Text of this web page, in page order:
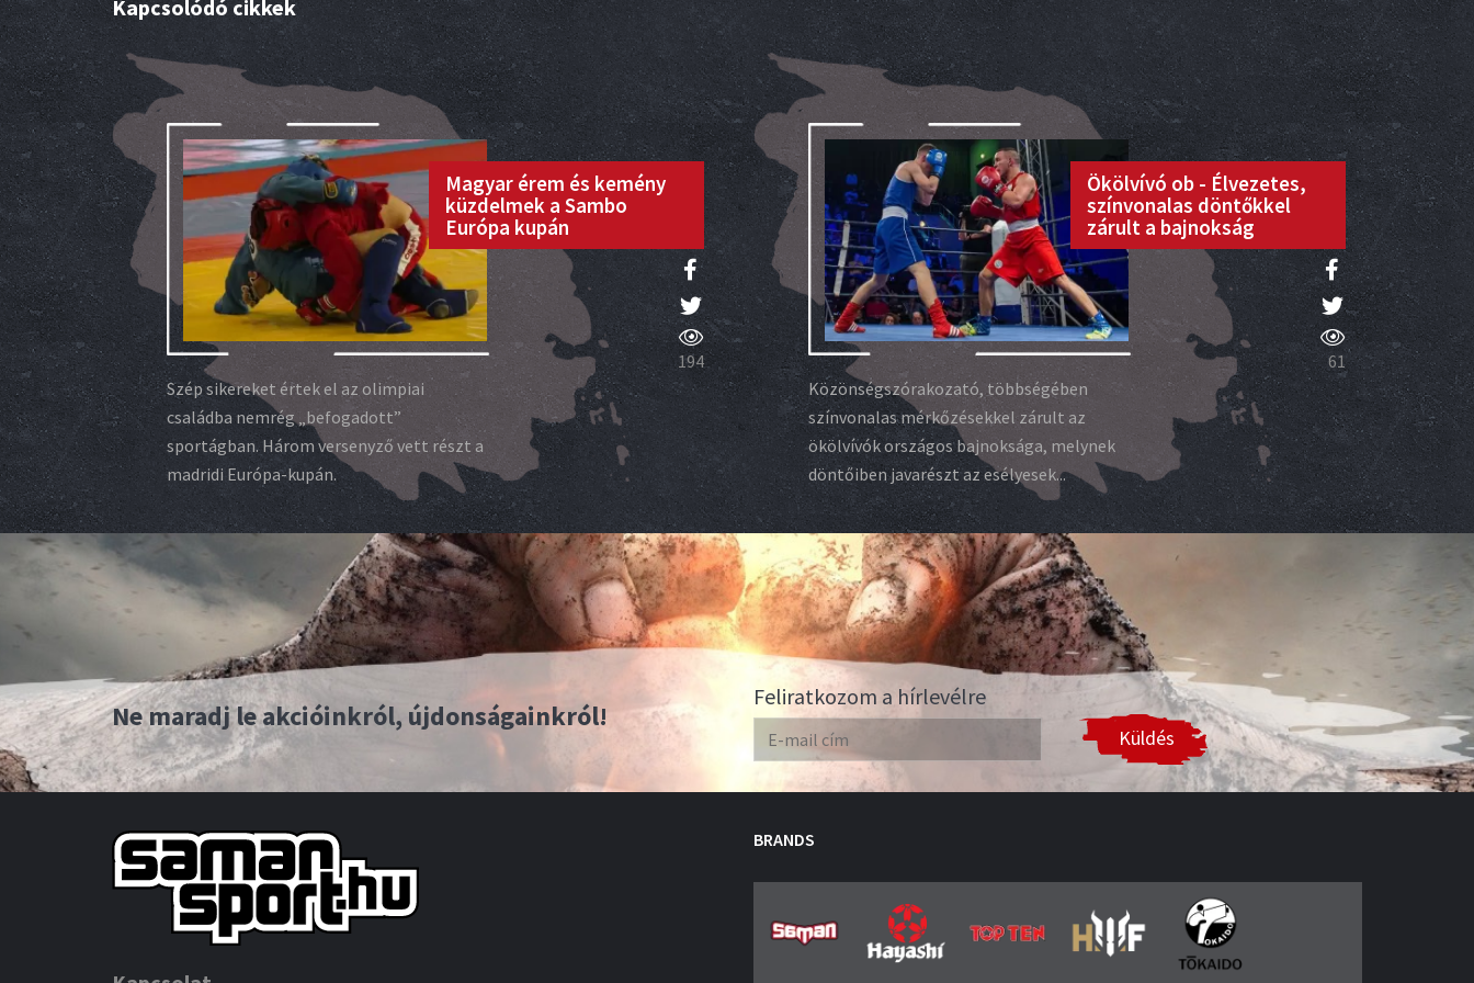
Kapcsolódó cikkek
Szép sikereket értek el az olimpiai
családba nemrég „befogadott”
sportágban. Három versenyző vett részt a
madridi Európa-kupán.
Magyar érem és kemény
küzdelmek a Sambo
Európa kupán
194
Közönségszórakozató, többségében
színvonalas mérkőzésekkel zárult az
ökölvívók országos bajnoksága, melynek
döntőiben javarészt az esélyesek...
Ökölvívó ob - Élvezetes,
színvonalas döntőkkel
zárult a bajnokság
61
Ne maradj le akcióinkról, újdonságainkról!
Feliratkozom a hírlevélre
Küldés
BRANDS